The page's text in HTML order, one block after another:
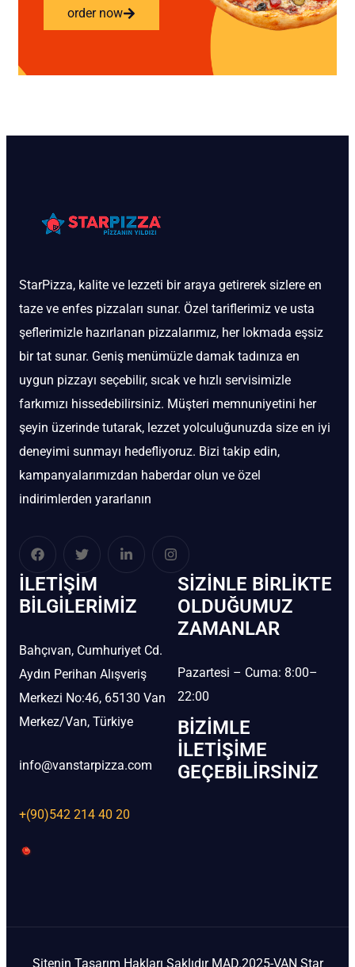
order now
StarPizza, kalite ve lezzeti bir araya getirerek sizlere en
taze ve enfes pizzaları sunar. Özel tariflerimiz ve usta
şeflerimizle hazırlanan pizzalarımız, her lokmada eşsiz
bir tat sunar. Geniş menümüzle damak tadınıza en
uygun pizzayı seçebilir, sıcak ve hızlı servisimizle
farkımızı hissedebilirsiniz. Müşteri memnuniyetini her
şeyin üzerinde tutarak, lezzet yolculuğunuzda size en iyi
deneyimi sunmayı hedefliyoruz. Bizi takip edin,
kampanyalarımızdan haberdar olun ve özel
indirimlerden yararlanın
İLETIŞIM
BİLGILERIMIZ
Bahçıvan, Cumhuriyet Cd.
Aydın Perihan Alışveriş
Merkezi No:46, 65130 Van
Merkez/Van, Türkiye
info@vanstarpizza.com
+(90)542 214 40 20
SIZINLE BIRLIKTE
OLDUĞUMUZ
ZAMANLAR
Pazartesi – Cuma: 8:00–
22:00
BIZIMLE
İLETIŞIME
GEÇEBILIRSINIZ
Sitenin Tasarım Hakları Saklıdır MAD.2025-VAN Star